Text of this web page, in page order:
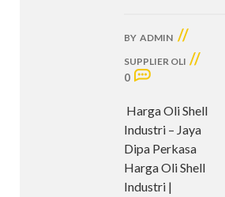
BY ADMIN //
SUPPLIER OLI //
0
Harga Oli Shell
Industri – Jaya
Dipa Perkasa
Harga Oli Shell
Industri |